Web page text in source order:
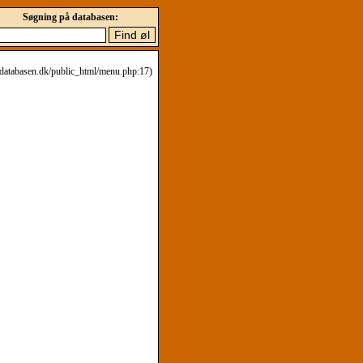
Søgning på databasen:
public_html/menu.php:17)